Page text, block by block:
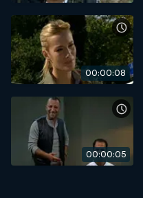
00:00:08
00:00:05